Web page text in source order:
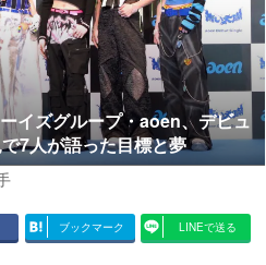
イズグループ・aoen、デビュ
7人が語った目標と夢
ブックマーク LINEで送る